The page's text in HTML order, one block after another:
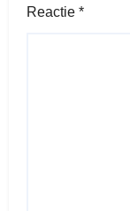
Reactie *